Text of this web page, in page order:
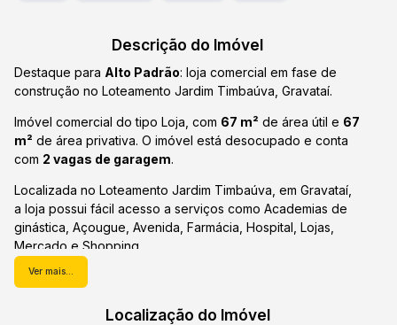
Descrição do Imóvel
Destaque para Alto Padrão: loja comercial em fase de
construção no Loteamento Jardim Timbaúva, Gravataí.
Imóvel comercial do tipo Loja, com 67 m² de área útil e 67
m² de área privativa. O imóvel está desocupado e conta
com 2 vagas de garagem.
Localizada no Loteamento Jardim Timbaúva, em Gravataí,
a loja possui fácil acesso a serviços como Academias de
ginástica, Açougue, Avenida, Farmácia, Hospital, Lojas,
Mercado e Shopping.
A previsão de entrega é para maio de 2026. Esta loja em
negócio ou investimento.
Ver mais...
Localização do Imóvel